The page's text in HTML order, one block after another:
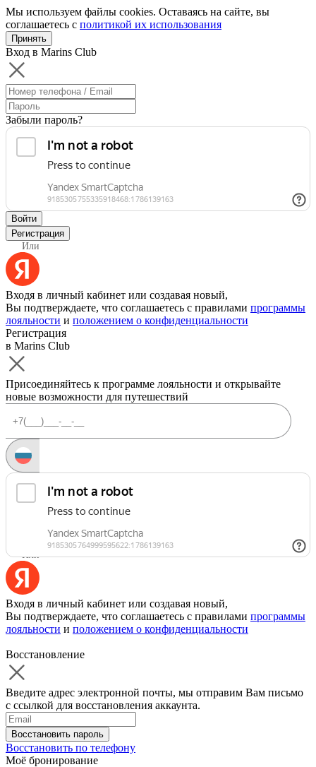
Мы используем файлы cookies. Оставаясь на сайте, вы
соглашаетесь с политикой их использования
Принять
Вход в Marins Club
Забыли пароль?
Войти
Регистрация
Или
Входя в личный кабинет или создавая новый,
Вы подтверждаете, что соглашаетесь с правилами программы
лояльности и положением о конфиденциальности
Регистрация
в Marins Club
Присоединяйтесь к программе лояльности и открывайте
новые возможности для путешествий
Запросить код
Уже есть аккаунт?Войти
Или
Входя в личный кабинет или создавая новый,
Вы подтверждаете, что соглашаетесь с правилами программы
лояльности и положением о конфиденциальности
Восстановление
Введите адрес электронной почты, мы отправим Вам письмо
с ссылкой для восстановления аккаунта.
Восстановить пароль
Восстановить по телефону
Моё бронирование